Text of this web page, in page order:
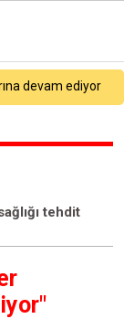
devam ediyor
tehdit